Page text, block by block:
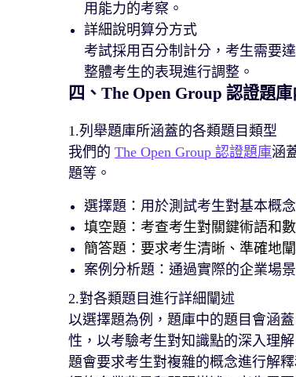
用能力的考察。
詳細說明算分方式
考試採用百分制計分，考生需要
整體考生的表現進行調整。
四、The Open Group 認證題
1.列舉題庫所涵蓋的各類題目類型
我們的 The Open Group 認證題庫涵
題等。
選擇題：用於測試考生對基本概
填空題：考查考生對關鍵術語和
簡答題：要求考生清晰、準確地
案例分析題：通過實際的企業場
2.對各類題目進行詳細闡述
以選擇題為例，題庫中的題目會涵
性，以考驗考生對知識點的深入理
題會要求考生對複雜的概念進行解